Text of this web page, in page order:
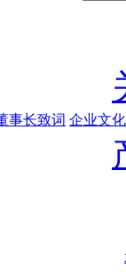
事长致词 企业文化